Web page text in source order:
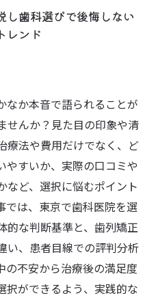
し歯科選びで後悔しない
レンド
なか本音で語られることが
せんか？見た目の印象や清
療法や費用だけでなく、ど
やすいか、実際の口コミや
など、選択に悩むポイント
では、東京で歯科医院を選
的な判断基準と、歯列矯正
い、患者目線での評判分析
の不安から治療後の満足度
択ができるよう、実践的な